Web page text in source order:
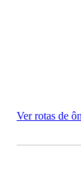
Ver rotas de